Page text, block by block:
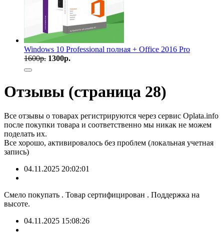
Windows 10 Professional полная + Office 2016 Pro
1600р. 1300р.
Отзывы (страница 28)
Все отзывы о товарах регистрируются через сервис Oplata.info
после покупки товара и соответственно мы никак не можем
поделать их.
Все хорошо, активировалось без проблем (локальная учетная
запись)
04.11.2025 20:02:01
Смело покупать . Товар сертифицирован . Поддержка на
высоте.
04.11.2025 15:08:26